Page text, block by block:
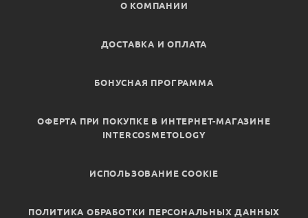
О КОМПАНИИ
ДОСТАВКА И ОПЛАТА
БОНУСНАЯ ПРОГРАММА
ОФЕРТА ПРИ ПОКУПКЕ В ИНТЕРНЕТ-МАГАЗИНЕ
INTERCOSMETOLOGY
ИСПОЛЬЗОВАНИЕ COOKIE
ПОЛИТИКА ОБРАБОТКИ ПЕРСОНАЛЬНЫХ ДАННЫХ